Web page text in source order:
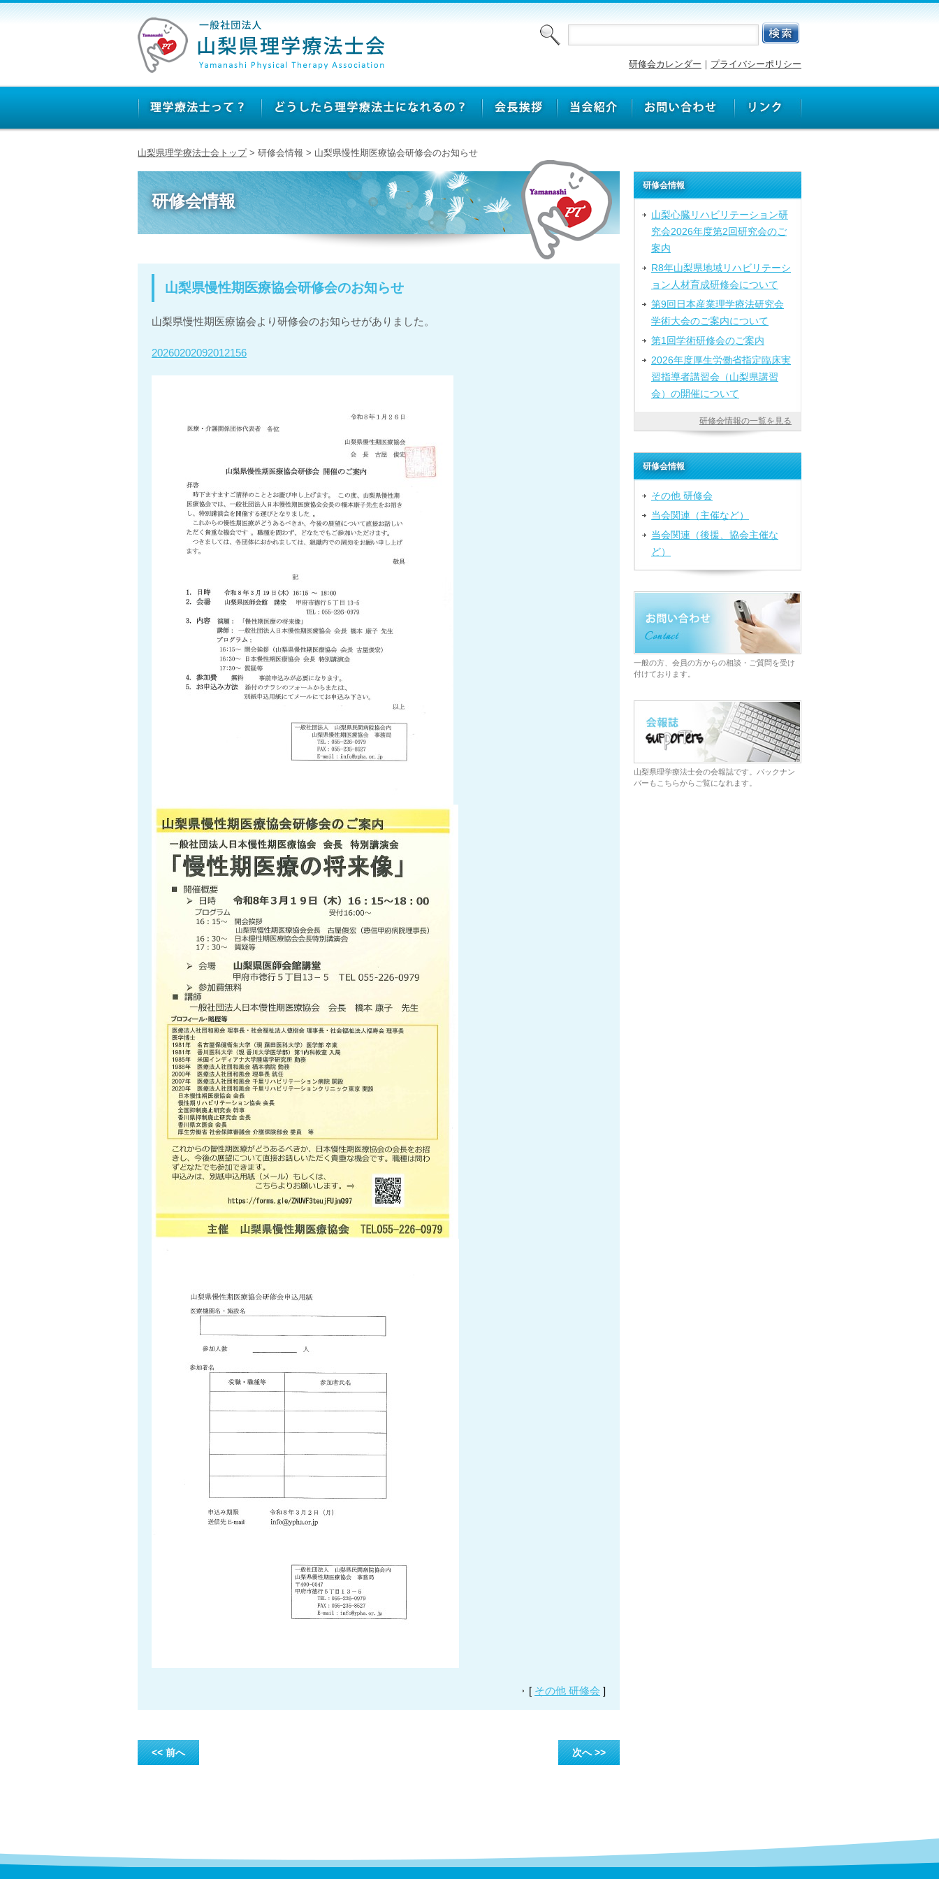
研修会カレンダー ｜ プライバシーポリシー
山梨県理学療法士会トップ> 研修会情報 > 山梨県慢性期医療協会研修会のお知らせ
研修会情報
山梨県慢性期医療協会研修会のお知らせ
山梨県慢性期医療協会より研修会のお知らせがありました。
20260202092012156
[ その他 研修会 ]
<< 前へ 次へ >>
研修会情報
山梨心臓リハビリテーション研
究会2026年度第2回研究会のご
案内
R8年山梨県地域リハビリテーシ
ョン人材育成研修会について
第9回日本産業理学療法研究会
学術大会のご案内について
第1回学術研修会のご案内
2026年度厚生労働省指定臨床実
習指導者講習会（山梨県講習
会）の開催について
研修会情報の一覧を見る
研修会情報
その他 研修会
当会関連（主催など）
当会関連（後援、協会主催な
ど）
一般の方、会員の方からの相談・ご質問を受け
付けております。
山梨県理学療法士会の会報誌です。バックナン
バーもこちらからご覧になれます。